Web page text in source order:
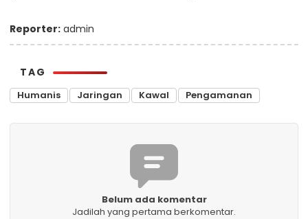
Reporter: admin
TAG
Humanis Jaringan Kawal Pengamanan
Belum ada komentar
Jadilah yang pertama berkomentar.